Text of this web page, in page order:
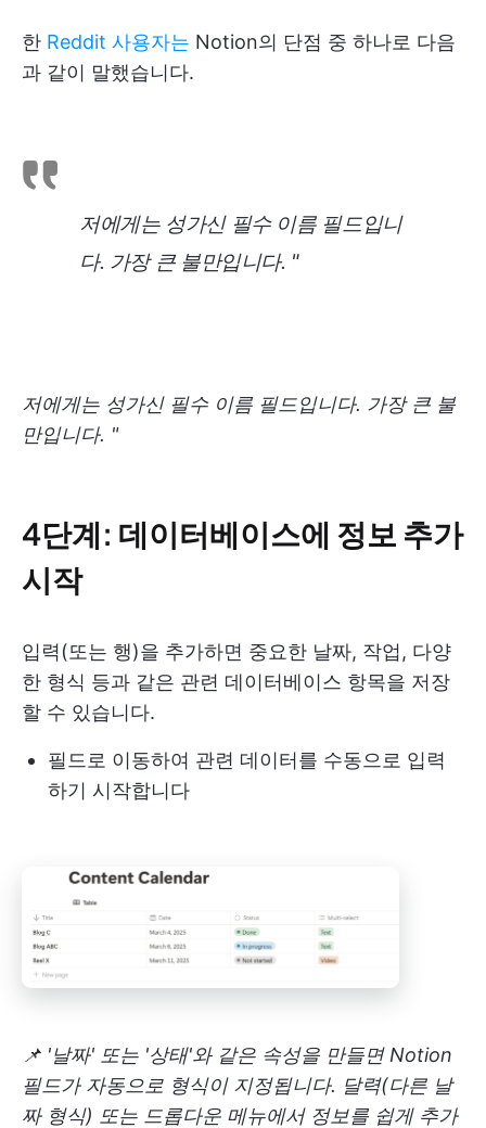
한 Reddit 사용자는 Notion의 단점 중 하나로 다음
과 같이 말했습니다.
저에게는 성가신 필수 이름 필드입니
다. 가장 큰 불만입니다. "
저에게는 성가신 필수 이름 필드입니다. 가장 큰 불
만입니다. "
4단계: 데이터베이스에 정보 추가
시작
입력(또는 행)을 추가하면 중요한 날짜, 작업, 다양
한 형식 등과 같은 관련 데이터베이스 항목을 저장
할 수 있습니다.
필드로 이동하여 관련 데이터를 수동으로 입력
하기 시작합니다
📌 '날짜' 또는 '상태'와 같은 속성을 만들면 Notion
필드가 자동으로 형식이 지정됩니다. 달력(다른 날
짜 형식) 또는 드롭다운 메뉴에서 정보를 쉽게 추가